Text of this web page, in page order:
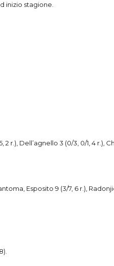
inizio stagione.
2 r.), Dell’agnello 3 (0/3, 0/1, 4 r.),
Esposito 9 (3/7, 6 r.),